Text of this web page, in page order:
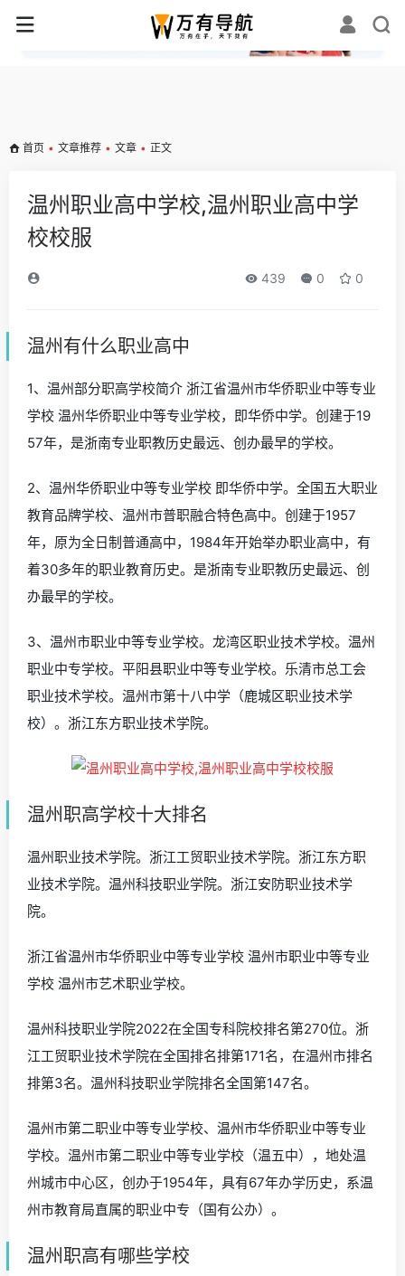
✕
首页 • 文章推荐 • 文章 • 正文
温州职业高中学校,温州职业高中学
校校服
439 0 0
温州有什么职业高中
1、温州部分职高学校简介 浙江省温州市华侨职业中等专业
学校 温州华侨职业中等专业学校，即华侨中学。创建于19
57年，是浙南专业职教历史最远、创办最早的学校。
2、温州华侨职业中等专业学校 即华侨中学。全国五大职业
教育品牌学校、温州市普职融合特色高中。创建于1957
年，原为全日制普通高中，1984年开始举办职业高中，有
着30多年的职业教育历史。是浙南专业职教历史最远、创
办最早的学校。
3、温州市职业中等专业学校。龙湾区职业技术学校。温州
职业中专学校。平阳县职业中等专业学校。乐清市总工会
职业技术学校。温州市第十八中学（鹿城区职业技术学
校）。浙江东方职业技术学院。
温州职高学校十大排名
温州职业技术学院。浙江工贸职业技术学院。浙江东方职
业技术学院。温州科技职业学院。浙江安防职业技术学
院。
浙江省温州市华侨职业中等专业学校 温州市职业中等专业
学校 温州市艺术职业学校。
温州科技职业学院2022在全国专科院校排名第270位。浙
江工贸职业技术学院在全国排名排第171名，在温州市排名
排第3名。温州科技职业学院排名全国第147名。
温州市第二职业中等专业学校、温州市华侨职业中等专业
学校。温州市第二职业中等专业学校（温五中），地处温
州城市中心区，创办于1954年，具有67年办学历史，系温
州市教育局直属的职业中专（国有公办）。
温州职高有哪些学校